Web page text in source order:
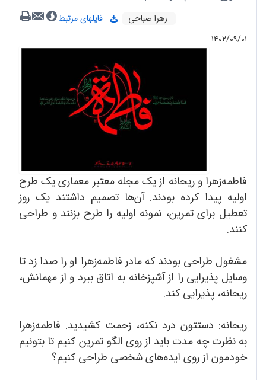
زهرا صباحی
فایلهای مرتبط
۱۴۰۲/۰۹/۰۱
فاطمه‌زهرا و ریحانه از یک مجله معتبر معماری یک طرح
اولیه پیدا کرده بودند. آن‌ها تصمیم داشتند یک روز
تعطیل برای تمرین، نمونه اولیه را طرح بزنند و طراحی
کنند.
مشغول طراحی بودند که مادر فاطمه‌زهرا او را صدا زد تا
وسایل پذیرایی را از آشپزخانه به اتاق ببرد و از مهمانش،
ریحانه، پذیرایی کند.
ریحانه: دستتون درد نکنه، زحمت کشیدید. فاطمه‌زهرا
به نظرت چه مدت باید از روی الگو تمرین کنیم تا بتونیم
خودمون از روی ایده‌های شخصی طراحی کنیم؟